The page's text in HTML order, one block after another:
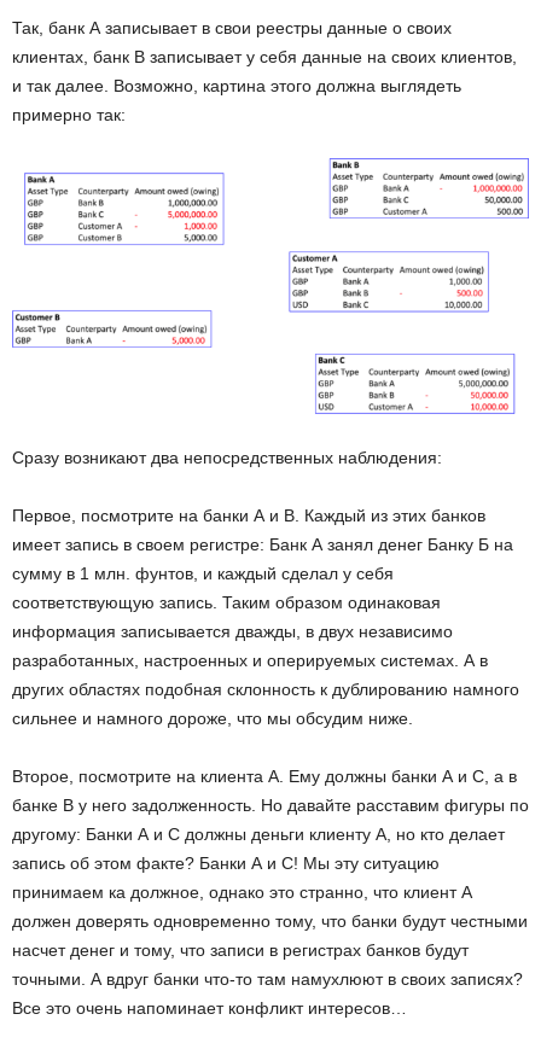
Так, банк А записывает в свои реестры данные о своих
клиентах, банк B записывает у себя данные на своих клиентов,
и так далее. Возможно, картина этого должна выглядеть
примерно так:
Сразу возникают два непосредственных наблюдения:
Первое, посмотрите на банки А и B. Каждый из этих банков
имеет запись в своем регистре: Банк А занял денег Банку Б на
сумму в 1 млн. фунтов, и каждый сделал у себя
соответствующую запись. Таким образом одинаковая
информация записывается дважды, в двух независимо
разработанных, настроенных и оперируемых системах. А в
других областях подобная склонность к дублированию намного
сильнее и намного дороже, что мы обсудим ниже.
Второе, посмотрите на клиента А. Ему должны банки А и C, а в
банке B у него задолженность. Но давайте расставим фигуры по
другому: Банки А и C должны деньги клиенту А, но кто делает
запись об этом факте? Банки А и C! Мы эту ситуацию
принимаем ка должное, однако это странно, что клиент А
должен доверять одновременно тому, что банки будут честными
насчет денег и тому, что записи в регистрах банков будут
точными. А вдруг банки что-то там намухлюют в своих записях?
Все это очень напоминает конфликт интересов…